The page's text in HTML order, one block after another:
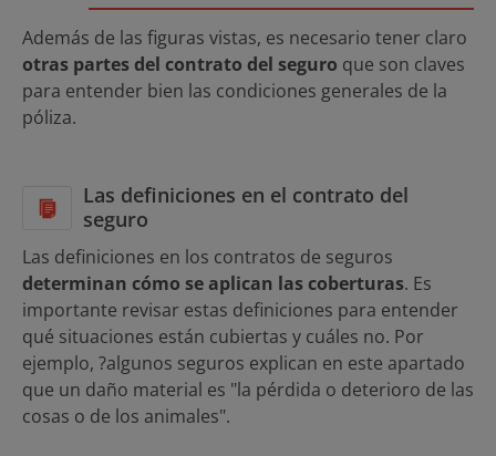
Además de las figuras vistas, es necesario tener claro
otras partes del contrato del seguro que son claves
para entender bien las condiciones generales de la
póliza.
Las definiciones en el contrato del
seguro
Las definiciones en los contratos de seguros
determinan cómo se aplican las coberturas. Es
importante revisar estas definiciones para entender
qué situaciones están cubiertas y cuáles no. Por
ejemplo, ?algunos seguros explican en este apartado
que un daño material es "la pérdida o deterioro de las
cosas o de los animales".